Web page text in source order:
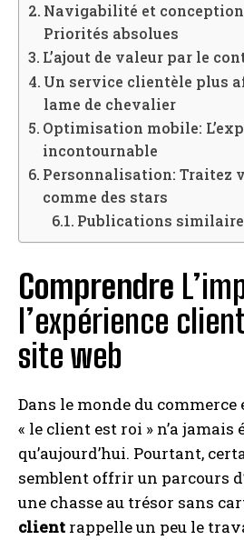
Navigabilité et
Priorités absolues
L’ajout de valeur par le
Un service clientèle plus
lame de chevalier
Optimisation mobile:
incontournable
Personnalisation: Traitez
comme des stars
Publications
Comprendre
l’expérience
site web
Dans le monde du commerce
« le client est roi » n’a jamais
qu’aujourd’hui. Pourtant,
semblent offrir un parcours
une chasse au trésor sans
client rappelle un peu le